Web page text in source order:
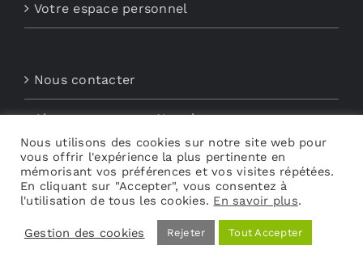
Votre espace personnel
Nous contacter
Abonnements aux Newsletters
Découvrez My Audio
Nous utilisons des cookies sur notre site web pour
vous offrir l'expérience la plus pertinente en
mémorisant vos préférences et vos visites répétées.
En cliquant sur "Accepter", vous consentez à
l'utilisation de tous les cookies. En savoir plus.
Gestion des cookies Rejeter Tout Accepter